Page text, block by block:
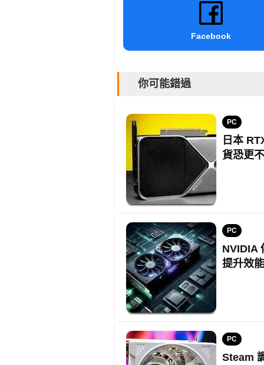
Facebook
你可能錯過
PC
日本
貨恐更
PC
NVIDIA
提升效能
PC
Steam